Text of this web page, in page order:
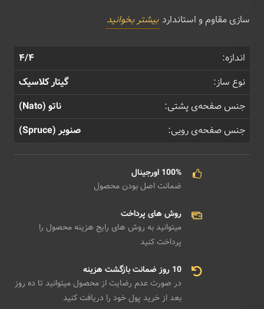
سازی مقاوم و استاندارد بیشتر بخوانید
اندازه:
۴/۴
نوع ساز:
گیتار کلاسیک
جنس صفحه‌ی پشتی:
ناتو (Nato)
جنس صفحه‌ی رویی:
صنوبر (Spruce)
100% اورجینال
ضمانت اصل بودن محصول
روش های پرداخت
میتوانید به روش های رایج هزینه محصول را
پرداخت کنید
10 روز ضمانت بازگشت هزینه
در صورت عدم رضایت از محصول میتوانید تا ده روز
بعد از خرید پول خود را دریافت کنید